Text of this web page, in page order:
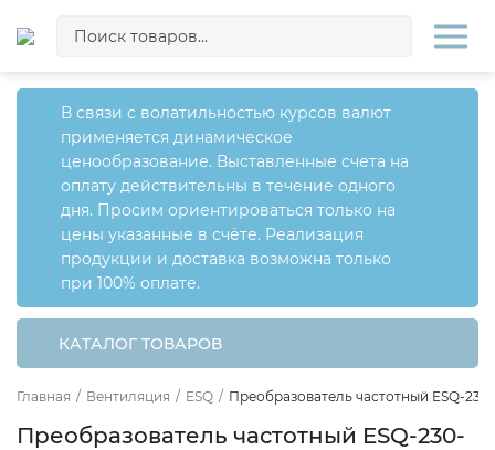
В связи с волатильностью курсов валют
применяется динамическое
ценообразование. Выставленные счета на
оплату действительны в течение одного
дня. Просим ориентироваться только на
цены указанные в счёте. Реализация
продукции и доставка возможна только
при 100% оплате.
КАТАЛОГ ТОВАРОВ
Главная / Вентиляция / ESQ / Преобразователь частотный ESQ-
Преобразователь частотный ESQ-230-